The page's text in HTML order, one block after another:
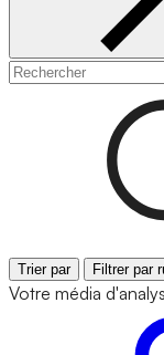
Trier par Filtrer par
Votre média